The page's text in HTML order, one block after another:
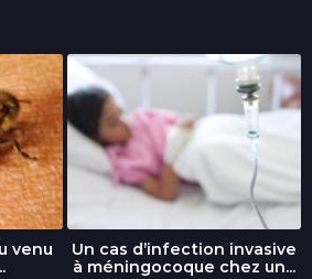
venu
Un cas d’infection invasive
à méningocoque chez un...